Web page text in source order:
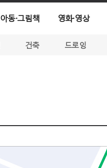
아동·그림책 영화·영상
건축 드로잉